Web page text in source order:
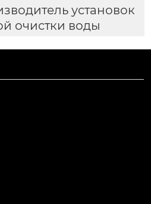
установок
очистки воды